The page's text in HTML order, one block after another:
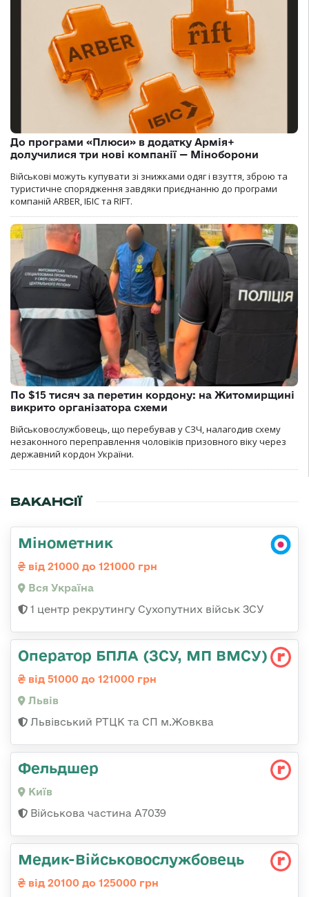
До програми «Плюси» в додатку Армія+
долучилися три нові компанії — Міноборони
Військові можуть купувати зі знижками одяг і взуття, зброю та
туристичне спорядження завдяки приєднанню до програми
компаній ARBER, ІБІС та RIFT.
По $15 тисяч за перетин кордону: на Житомирщині
викрито організатора схеми
Військовослужбовець, що перебував у СЗЧ, налагодив схему
незаконного переправлення чоловіків призовного віку через
державний кордон України.
ВАКАНСІЇ
Мінометник
від 21000 до 121000 грн
Вся Україна
1 центр рекрутингу Сухопутних військ ЗСУ
Оператор БПЛА (ЗСУ, МП ВМСУ)
від 51000 до 121000 грн
Львів
Львівський РТЦК та СП м.Жовква
Фельдшер
Київ
Військова частина А7039
Медик-Військовослужбовець
від 20100 до 125000 грн